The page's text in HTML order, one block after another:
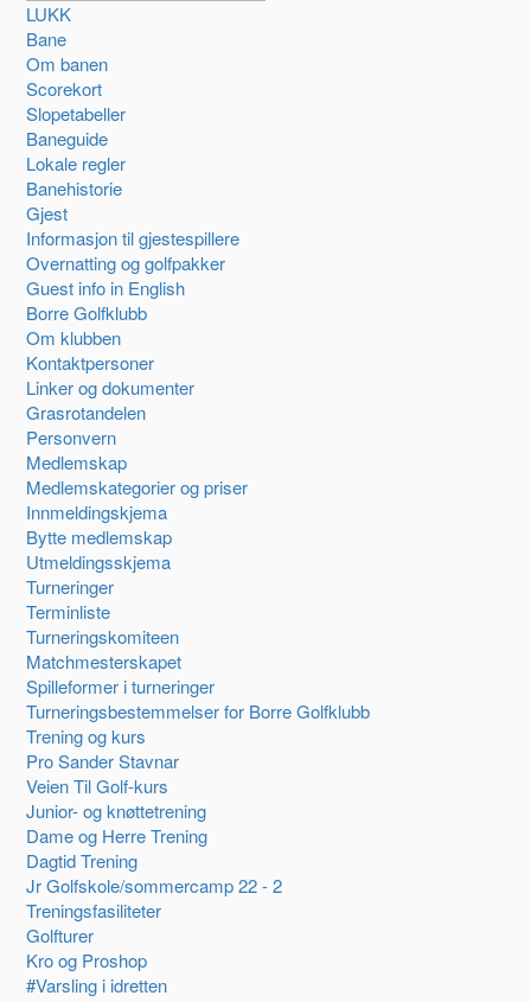
LUKK
Bane
Om banen
Scorekort
Slopetabeller
Baneguide
Lokale regler
Banehistorie
Gjest
Informasjon til gjestespillere
Overnatting og golfpakker
Guest info in English
Borre Golfklubb
Om klubben
Kontaktpersoner
Linker og dokumenter
Grasrotandelen
Personvern
Medlemskap
Medlemskategorier og priser
Innmeldingskjema
Bytte medlemskap
Utmeldingsskjema
Turneringer
Terminliste
Turneringskomiteen
Matchmesterskapet
Spilleformer i turneringer
Turneringsbestemmelser for Borre Golfklubb
Trening og kurs
Pro Sander Stavnar
Veien Til Golf-kurs
Junior- og knøttetrening
Dame og Herre Trening
Dagtid Trening
Jr Golfskole/sommercamp 22 - 2
Treningsfasiliteter
Golfturer
Kro og Proshop
#Varsling i idretten